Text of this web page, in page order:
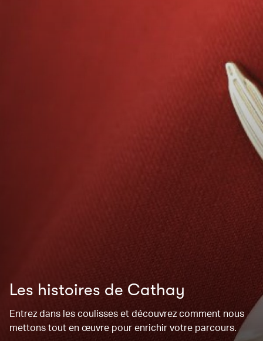
Les histoires de Cathay
Entrez dans les coulisses et découvrez comment nous
mettons tout en œuvre pour enrichir votre parcours.